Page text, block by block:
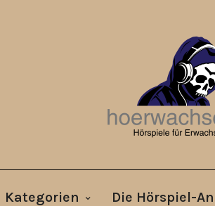
Kategorien Die Hörspiel-